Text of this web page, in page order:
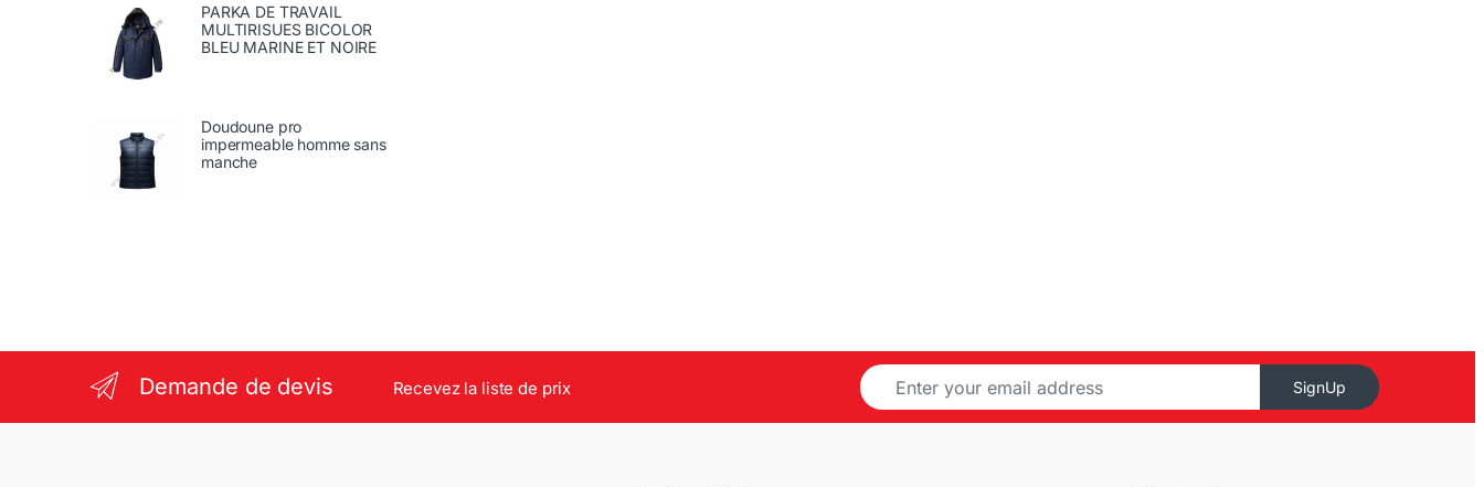
PARKA DE TRAVAIL
MULTIRISUES BICOLOR
BLEU MARINE ET NOIRE
Doudoune pro
impermeable homme sans
manche
Demande de devis Recevez la liste de prix
E
m
a
SignUp